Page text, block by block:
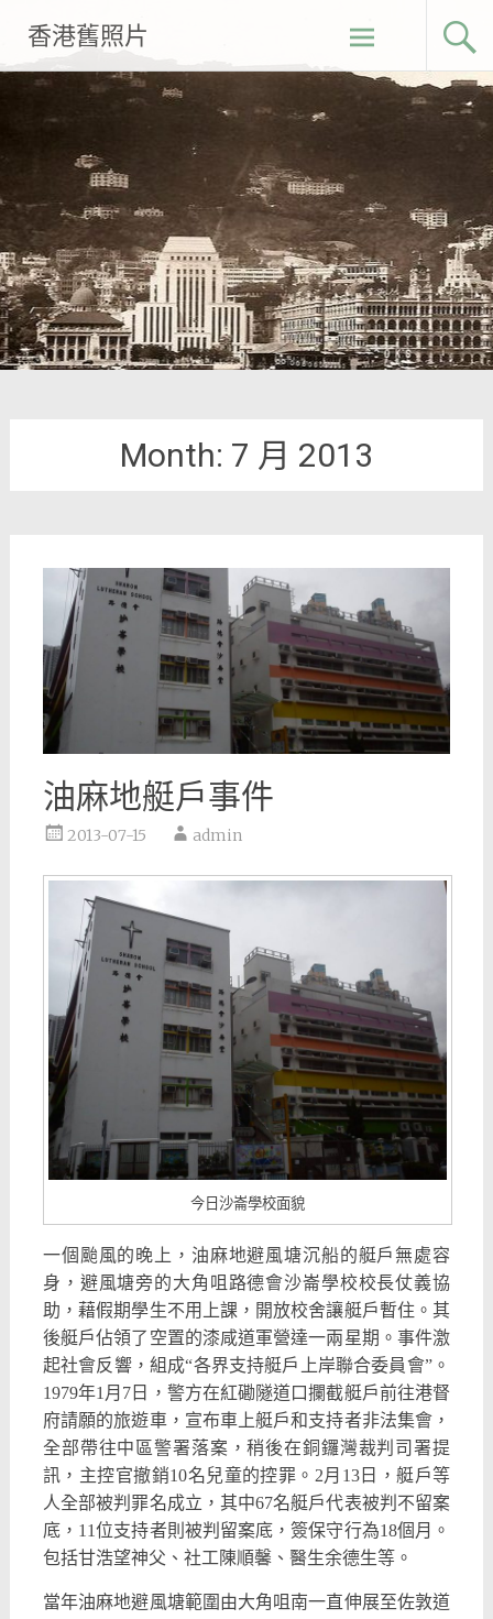
content
香港舊照片
Month: 7 月 2013
油麻地艇戶事件
2013-07-15 admin
今日沙崙學校面貌
一個颱風的晚上，油麻地避風塘沉船的艇戶無處容
身，避風塘旁的大角咀路德會沙崙學校校長仗義協
助，藉假期學生不用上課，開放校舍讓艇戶暫住。其
後艇戶佔領了空置的漆咸道軍營達一兩星期。事件激
起社會反響，組成“各界支持艇戶上岸聯合委員會”。
1979年1月7日，警方在紅磡隧道口攔截艇戶前往港督
府請願的旅遊車，宣布車上艇戶和支持者非法集會，
全部帶往中區警署落案，稍後在銅鑼灣裁判司署提
訊，主控官撤銷10名兒童的控罪。2月13日，艇戶等
人全部被判罪名成立，其中67名艇戶代表被判不留案
底，11位支持者則被判留案底，簽保守行為18個月。
包括甘浩望神父、社工陳順馨、醫生余德生等。
當年油麻地避風塘範圍由大角咀南一直伸展至佐敦道